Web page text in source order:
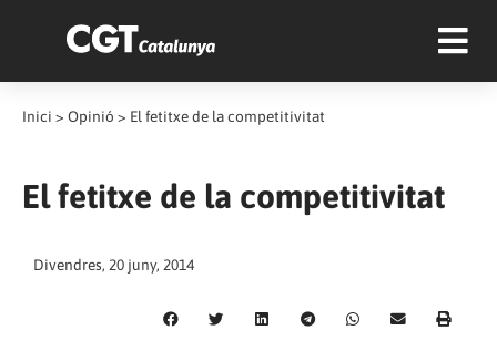
Inici > Opinió > El fetitxe de la competitivitat
El fetitxe de la competitivitat
Divendres, 20 juny, 2014